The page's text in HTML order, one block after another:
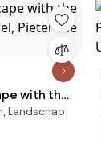
with the
Pieter the
Landschap